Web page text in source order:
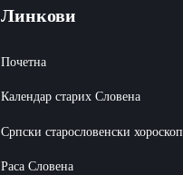
Линкови
Почетна
Календар старих Словена
Српски старословенски хороскоп
Раса Словена